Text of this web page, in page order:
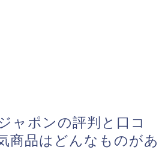
ャポンの評判と口コ
商品はどんなものがあ